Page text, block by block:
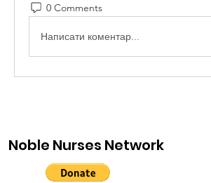
0 Comments
Написати коментар...
Noble Nurses Network